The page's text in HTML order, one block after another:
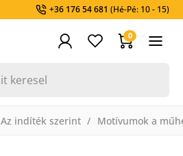
+36 176 54 681 (Hé-Pé: 10 - 15)
0
Az indíték szerint Motívumok a